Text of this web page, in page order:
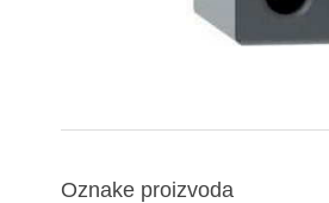
Oznake proizvoda